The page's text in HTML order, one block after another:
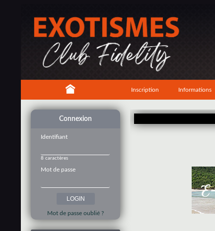
Inscription Informations
Connexion
Identifiant
8 caractères
Mot de passe
Mot de passe oublié ?